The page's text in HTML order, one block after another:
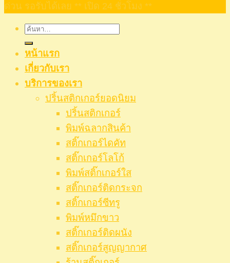
ด่วน รอรับได้เลย ** เปิด 24 ชั่วโมง **
ค้นหา:
หน้าแรก
เกี่ยวกับเรา
บริการของเรา
ปริ้นสติกเกอร์ยอดนิยม
ปริ้นสติกเกอร์
พิมพ์ฉลากสินค้า
สติ๊กเกอร์ไดคัท
สติ๊กเกอร์โลโก้
พิมพ์สติ๊กเกอร์ใส
สติ๊กเกอร์ติดกระจก
สติ๊กเกอร์ซีทรู
พิมพ์หมึกขาว
สติ๊กเกอร์ติดผนัง
สติ๊กเกอร์สูญญากาศ